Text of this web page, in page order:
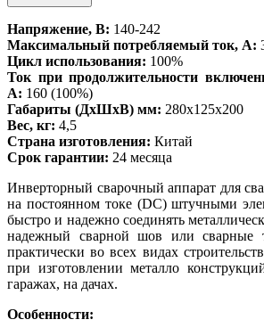
Напряжение, В: 140-242
Максимальный потребляемый ток, А:
Цикл использования: 100%
Ток при продолжительности
А: 160 (100%)
Габариты (ДхШхВ) мм: 280х125х200
Вес, кг: 4,5
Страна изготовления: Китай
Срок гарантии: 24 месяца
Инверторный сварочный аппарат для
на постоянном токе (DC) штучными
быстро и надежно соединять
надежный сварной шов или сварные
практически во всех видах
при изготовлении металло
гаражах, на дачах.
Особенности: